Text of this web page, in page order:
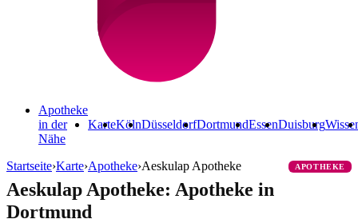
Apotheke
in der
Nähe
KarteKölnDüsseldorfDortmundEssenDuisburg
Startseite›Karte›Apotheke›Aeskulap Apotheke APOTHEKE
Aeskulap Apotheke: Apotheke in
Dortmund